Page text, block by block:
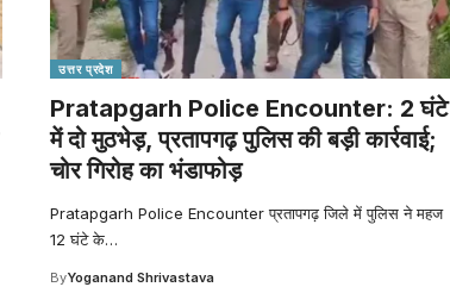
उत्तर प्रदेश
Pratapgarh Police Encounter: 2 घंटे
में दो मुठभेड़, प्रतापगढ़ पुलिस की बड़ी कार्रवाई;
चोर गिरोह का भंडाफोड़
Pratapgarh Police Encounter प्रतापगढ़ जिले में पुलिस ने महज
12 घंटे के…
ByYoganand Shrivastava